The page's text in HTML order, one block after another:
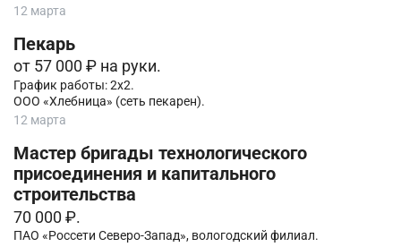
12 марта
Пекарь
от 57 000 ₽ на руки.
График работы: 2х2.
ООО «Хлебница» (сеть пекарен).
12 марта
Мастер бригады технологического
присоединения и капитального
строительства
70 000 ₽.
ПАО «Россети Северо-Запад», вологодский филиал.